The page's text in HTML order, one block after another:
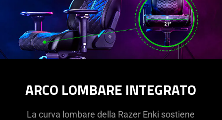
ARCO LOMBARE INTEGRATO
La curva lombare della Razer Enki sostiene